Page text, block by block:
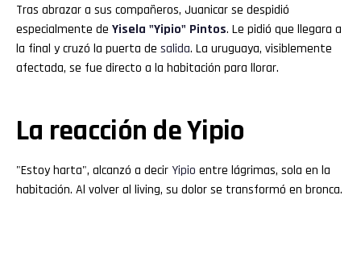
Tras abrazar a sus compañeros, Juanicar se despidió
especialmente de Yisela "Yipio" Pintos. Le pidió que llegara a
la final y cruzó la puerta de salida. La uruguaya, visiblemente
afectada, se fue directo a la habitación para llorar.
La reacción de Yipio
"Estoy harta", alcanzó a decir Yipio entre lágrimas, sola en la
habitación. Al volver al living, su dolor se transformó en bronca.